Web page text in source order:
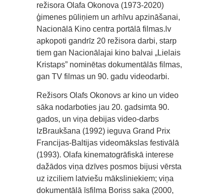
režisora Olafa Okonova (1973-2020)
ģimenes pūliņiem un arhīvu apzināšanai,
Nacionālā Kino centra portālā filmas.lv
apkopoti gandrīz 20 režisora darbi, starp
tiem gan Nacionālajai kino balvai „Lielais
Kristaps” nominētas dokumentālās filmas,
gan TV filmas un 90. gadu videodarbi.
Režisors Olafs Okonovs ar kino un video
sāka nodarboties jau 20. gadsimta 90.
gados, un viņa debijas video-darbs
IzBraukšana (1992) ieguva Grand Prix
Francijas-Baltijas videomākslas festivālā
(1993). Olafa kinematogrāfiskā interese
dažādos viņa dzīves posmos bijusi vērsta
uz izciliem latviešu māksliniekiem; viņa
dokumentālā īsfilma Boriss saka (2000,